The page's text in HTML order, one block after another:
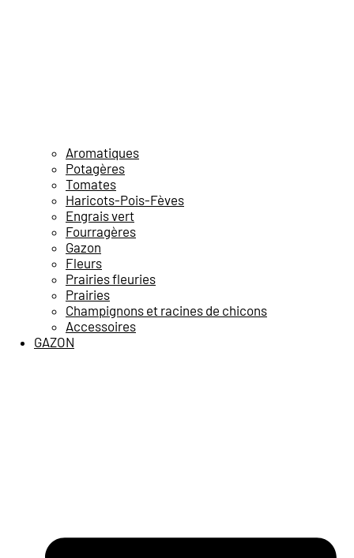
Aromatiques
Potagères
Tomates
Haricots-Pois-Fèves
Engrais vert
Fourragères
Gazon
Fleurs
Prairies fleuries
Prairies
Champignons et racines de chicons
Accessoires
GAZON